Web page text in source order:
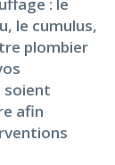
le cumulus,
plombier
soient
afin